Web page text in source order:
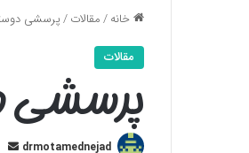
خانه/مقالات/پرسشی
مقالات
پرسشی
drmotamednejad